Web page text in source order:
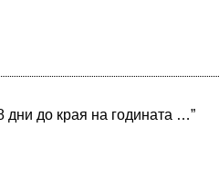
дни до края на годината …”